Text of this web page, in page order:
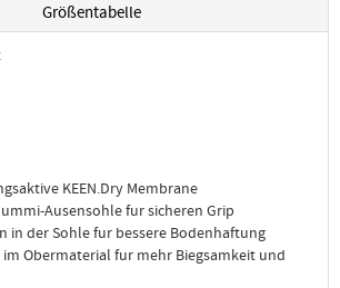
Größentabelle
KEEN.Dry Membrane
Ausensohle fur sicheren Grip
in der Sohle fur bessere Bodenhaftung
im Obermaterial fur mehr Biegsamkeit und